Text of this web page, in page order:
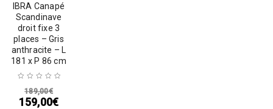
IBRA Canapé
Scandinave
droit fixe 3
places – Gris
anthracite – L
181 x P 86 cm
189,00€
159,00€